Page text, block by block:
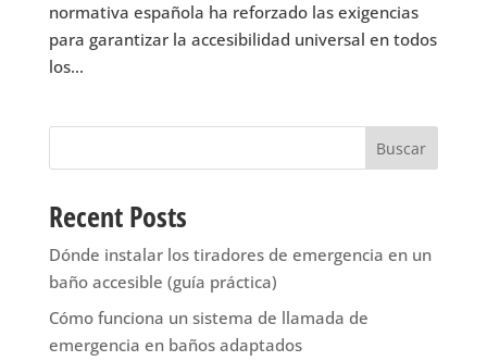
normativa española ha reforzado las exigencias
para garantizar la accesibilidad universal en todos
los...
Buscar
Recent Posts
Dónde instalar los tiradores de emergencia en un
baño accesible (guía práctica)
Cómo funciona un sistema de llamada de
emergencia en baños adaptados